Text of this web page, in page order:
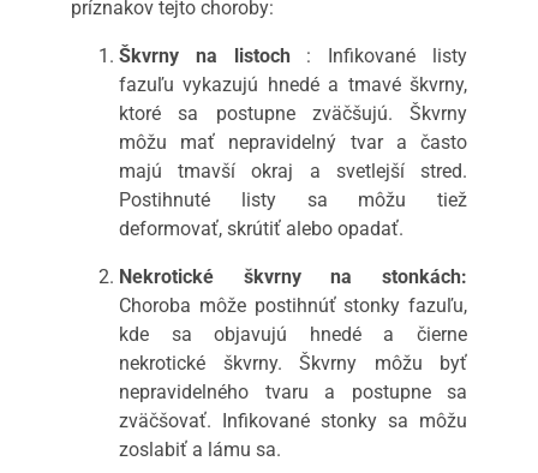
príznakov tejto choroby:
Škvrny na listoch : Infikované listy
fazuľu vykazujú hnedé a tmavé škvrny,
ktoré sa postupne zväčšujú. Škvrny
môžu mať nepravidelný tvar a často
majú tmavší okraj a svetlejší stred.
Postihnuté listy sa môžu tiež
deformovať, skrútiť alebo opadať.
Nekrotické škvrny na stonkách:
Choroba môže postihnúť stonky fazuľu,
kde sa objavujú hnedé a čierne
nekrotické škvrny. Škvrny môžu byť
nepravidelného tvaru a postupne sa
zväčšovať. Infikované stonky sa môžu
zoslabiť a lámu sa.